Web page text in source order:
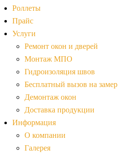
Роллеты
Прайс
Услуги
Ремонт окон и дверей
Монтаж МПО
Гидроизоляция швов
Бесплатный вызов на замер
Демонтаж окон
Доставка продукции
Информация
О компании
Галерея